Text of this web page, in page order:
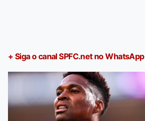
+ Siga o canal SPFC.net no WhatsApp